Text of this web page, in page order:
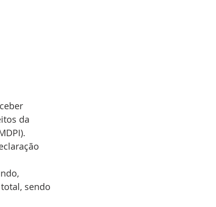
da
sendo